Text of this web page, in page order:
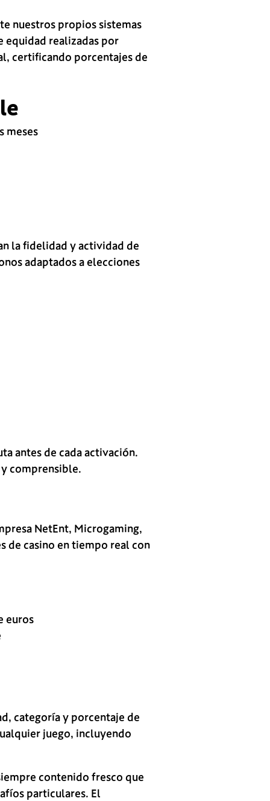
nuestros propios sistemas
equidad realizadas por
certificando porcentajes de
meses
la fidelidad y actividad de
adaptados a elecciones
antes de cada activación.
comprensible.
NetEnt, Microgaming,
de casino en tiempo real con
euros
categoría y porcentaje de
juego, incluyendo
contenido fresco que
particulares. El